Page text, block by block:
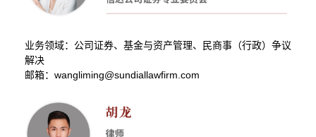
业务领域：公司证券、基金与资产管理、民商事（行政）争议
解决
邮箱：wangliming@sundiallawfirm.com